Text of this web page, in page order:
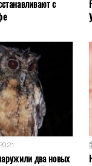
с
два новых